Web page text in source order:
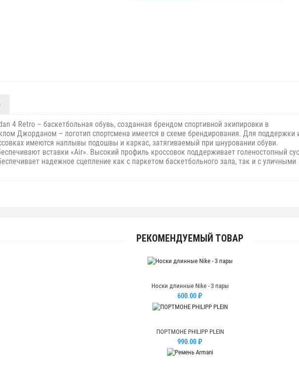
4 Retro – баскетбольная обувь, созданная брендом спортивной экипировки в
Джорданом – логотип спортсмена имеется в схеме брендирования. Для поддержки
имеются наплывы подошвы и каркас, затягиваемый при шнуровании обуви.
вставки «Air». Высокий профиль кроссовок поддерживает голеностопный
надежное сцепление как с паркетом баскетбольного зала, так и с уличными
РЕКОМЕНДУЕМЫЙ ТОВАР
Носки длинные Nike - 3 пары
600.00 ₽
ПОРТМОНЕ PHILIPP PLEIN
990.00 ₽